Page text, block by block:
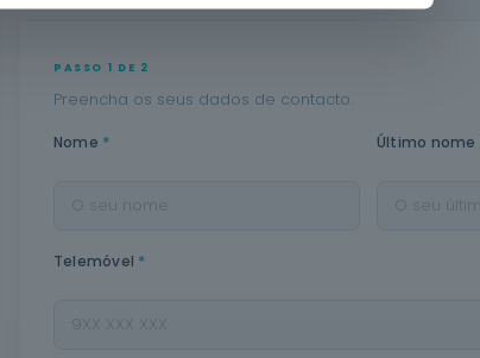
PASSO 1 DE 2
Preencha os seus dados de contacto.
Nome * Último nome
Telemóvel *